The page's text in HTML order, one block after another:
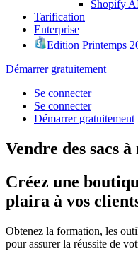
Shopify
Tarification
Enterprise
Edition Printemps
Démarrer gratuitement
Se connecter
Se connecter
Démarrer gratuitement
Vendre des sacs
Créez une
plaira à vos
Obtenez la formation, les
pour assurer la réussite de